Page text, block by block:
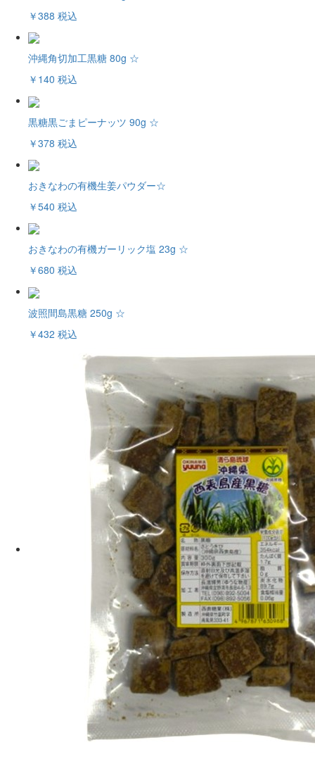
￥388 税込
沖縄角切加工黒糖 80g ☆
￥140 税込
黒糖黒ごまピーナッツ 90g ☆
￥378 税込
おきなわの有機生姜パウダー☆
￥540 税込
おきなわの有機ガーリック塩 23g ☆
￥680 税込
波照間島黒糖 250g ☆
￥432 税込